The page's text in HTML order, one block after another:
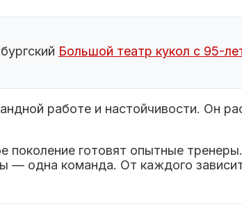
Большой театр кукол с 95-
работе и настойчивости. Он
поколение готовят опытные
— одна команда. От каждого